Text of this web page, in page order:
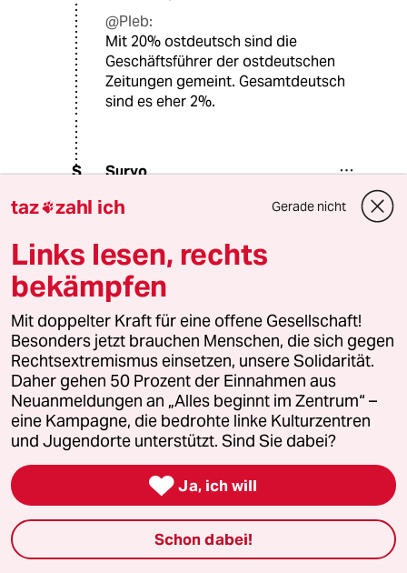
@Pleb:
Mit 20% ostdeutsch sind die
Geschäftsführer der ostdeutschen
Zeitungen gemeint. Gesamtdeutsch
sind es eher 2%.
S Suryo
@Pleb:
Richtig. Das alte Westdeutschland
existiert auch nicht mehr. Das Land
der 80er, in dem man mit Abitur einen
guten Job mehr oder weniger sicher
hatte, sich beim Studium problemlos
ein paar Semester mehr gönnen
konnte, die Krankenkassen die Brille
erstatteten, Fernsehserien aus
München, Zeitschriften aus Hamburg
und Mode aus Düsseldorf kam und
die Politik im beschaulichen Bonn
20.10.2024, 22:51 Uhr
taz zahl ich Gerade nicht
Links lesen, rechts
bekämpfen
Mit doppelter Kraft für eine offene Gesellschaft!
Besonders jetzt brauchen Menschen, die sich gegen
Rechtsextremismus einsetzen, unsere Solidarität.
Daher gehen 50 Prozent der Einnahmen aus
Neuanmeldungen an „Alles beginnt im Zentrum“ –
eine Kampagne, die bedrohte linke Kulturzentren
und Jugendorte unterstützt. Sind Sie dabei?
 Ja, ich will
Schon dabei!